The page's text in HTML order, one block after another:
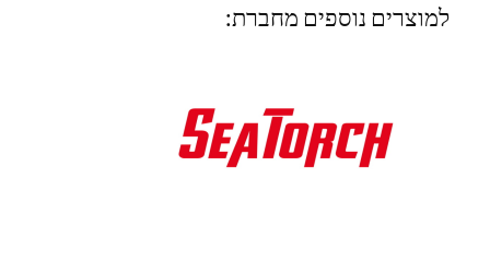
למוצרים נוספים מחברת: